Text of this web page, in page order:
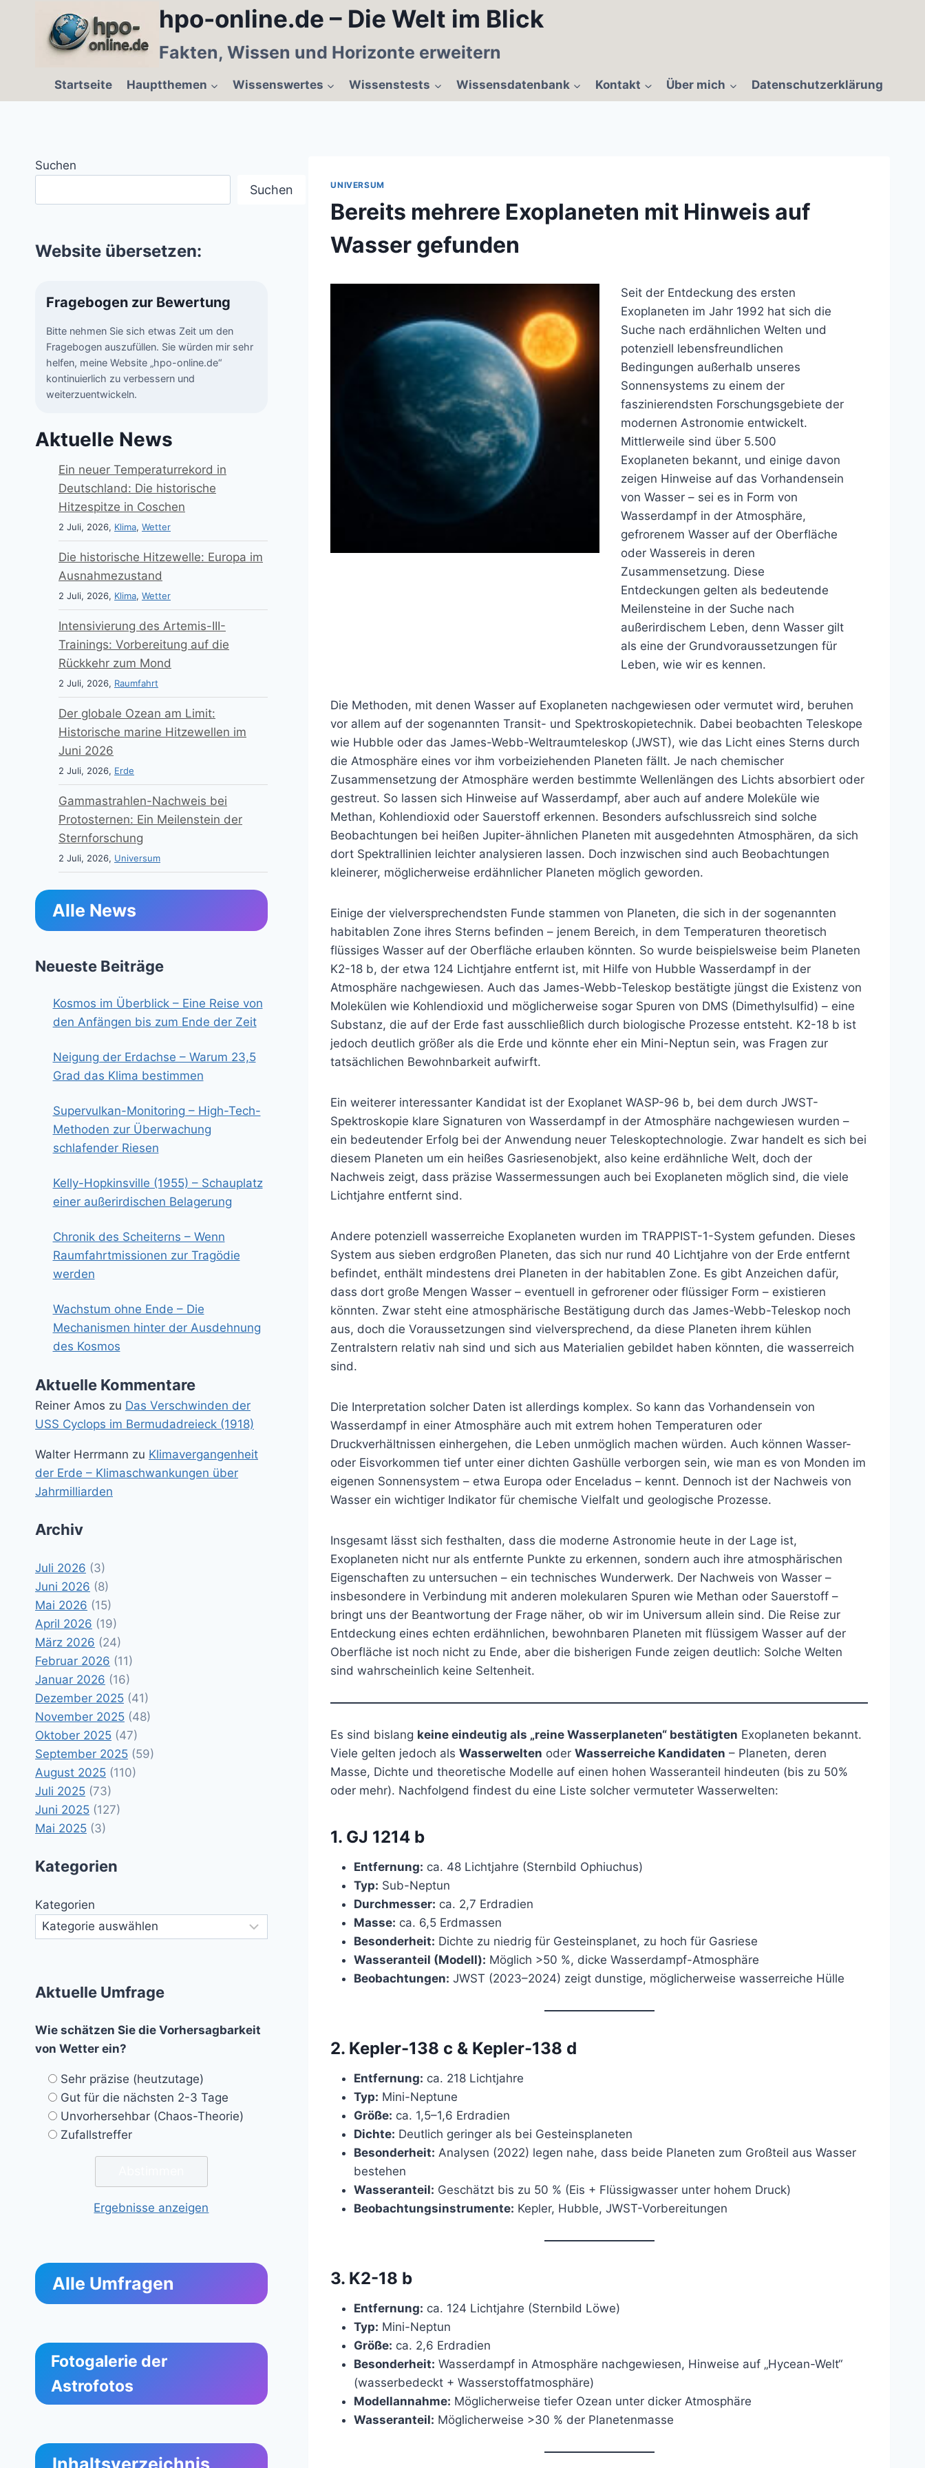
hpo-online.de – Die Welt im Blick
Fakten, Wissen und Horizonte erweitern
Startseite Hauptthemen Wissenswertes Wissenstests Wissensdatenbank Kontakt Über mich Datenschutzerklärung
UNIVERSUM
Bereits mehrere Exoplaneten mit Hinweis auf
Wasser gefunden
Seit der Entdeckung des ersten
Exoplaneten im Jahr 1992 hat sich die
Suche nach erdähnlichen Welten und
potenziell lebensfreundlichen
Bedingungen außerhalb unseres
Sonnensystems zu einem der
faszinierendsten Forschungsgebiete der
modernen Astronomie entwickelt.
Mittlerweile sind über 5.500
Exoplaneten bekannt, und einige davon
zeigen Hinweise auf das Vorhandensein
von Wasser – sei es in Form von
Wasserdampf in der Atmosphäre,
gefrorenem Wasser auf der Oberfläche
oder Wassereis in deren
Zusammensetzung. Diese
Entdeckungen gelten als bedeutende
Meilensteine in der Suche nach
außerirdischem Leben, denn Wasser gilt
als eine der Grundvoraussetzungen für
Leben, wie wir es kennen.
Die Methoden, mit denen Wasser auf Exoplaneten nachgewiesen oder vermutet wird, beruhen
vor allem auf der sogenannten Transit- und Spektroskopietechnik. Dabei beobachten Teleskope
wie Hubble oder das James-Webb-Weltraumteleskop (JWST), wie das Licht eines Sterns durch
die Atmosphäre eines vor ihm vorbeiziehenden Planeten fällt. Je nach chemischer
Zusammensetzung der Atmosphäre werden bestimmte Wellenlängen des Lichts absorbiert oder
gestreut. So lassen sich Hinweise auf Wasserdampf, aber auch auf andere Moleküle wie
Methan, Kohlendioxid oder Sauerstoff erkennen. Besonders aufschlussreich sind solche
Beobachtungen bei heißen Jupiter-ähnlichen Planeten mit ausgedehnten Atmosphären, da sich
dort Spektrallinien leichter analysieren lassen. Doch inzwischen sind auch Beobachtungen
kleinerer, möglicherweise erdähnlicher Planeten möglich geworden.
Einige der vielversprechendsten Funde stammen von Planeten, die sich in der sogenannten
habitablen Zone ihres Sterns befinden – jenem Bereich, in dem Temperaturen theoretisch
flüssiges Wasser auf der Oberfläche erlauben könnten. So wurde beispielsweise beim Planeten
K2-18 b, der etwa 124 Lichtjahre entfernt ist, mit Hilfe von Hubble Wasserdampf in der
Atmosphäre nachgewiesen. Auch das James-Webb-Teleskop bestätigte jüngst die Existenz von
Molekülen wie Kohlendioxid und möglicherweise sogar Spuren von DMS (Dimethylsulfid) – eine
Substanz, die auf der Erde fast ausschließlich durch biologische Prozesse entsteht. K2-18 b ist
jedoch deutlich größer als die Erde und könnte eher ein Mini-Neptun sein, was Fragen zur
tatsächlichen Bewohnbarkeit aufwirft.
Ein weiterer interessanter Kandidat ist der Exoplanet WASP-96 b, bei dem durch JWST-
Spektroskopie klare Signaturen von Wasserdampf in der Atmosphäre nachgewiesen wurden –
ein bedeutender Erfolg bei der Anwendung neuer Teleskoptechnologie. Zwar handelt es sich bei
diesem Planeten um ein heißes Gasriesenobjekt, also keine erdähnliche Welt, doch der
Nachweis zeigt, dass präzise Wassermessungen auch bei Exoplaneten möglich sind, die viele
Lichtjahre entfernt sind.
Andere potenziell wasserreiche Exoplaneten wurden im TRAPPIST-1-System gefunden. Dieses
System aus sieben erdgroßen Planeten, das sich nur rund 40 Lichtjahre von der Erde entfernt
befindet, enthält mindestens drei Planeten in der habitablen Zone. Es gibt Anzeichen dafür,
dass dort große Mengen Wasser – eventuell in gefrorener oder flüssiger Form – existieren
könnten. Zwar steht eine atmosphärische Bestätigung durch das James-Webb-Teleskop noch
aus, doch die Voraussetzungen sind vielversprechend, da diese Planeten ihrem kühlen
Zentralstern relativ nah sind und sich aus Materialien gebildet haben könnten, die wasserreich
sind.
Die Interpretation solcher Daten ist allerdings komplex. So kann das Vorhandensein von
Wasserdampf in einer Atmosphäre auch mit extrem hohen Temperaturen oder
Druckverhältnissen einhergehen, die Leben unmöglich machen würden. Auch können Wasser-
oder Eisvorkommen tief unter einer dichten Gashülle verborgen sein, wie man es von Monden im
eigenen Sonnensystem – etwa Europa oder Enceladus – kennt. Dennoch ist der Nachweis von
Wasser ein wichtiger Indikator für chemische Vielfalt und geologische Prozesse.
Insgesamt lässt sich festhalten, dass die moderne Astronomie heute in der Lage ist,
Exoplaneten nicht nur als entfernte Punkte zu erkennen, sondern auch ihre atmosphärischen
Eigenschaften zu untersuchen – ein technisches Wunderwerk. Der Nachweis von Wasser –
insbesondere in Verbindung mit anderen molekularen Spuren wie Methan oder Sauerstoff –
bringt uns der Beantwortung der Frage näher, ob wir im Universum allein sind. Die Reise zur
Entdeckung eines echten erdähnlichen, bewohnbaren Planeten mit flüssigem Wasser auf der
Oberfläche ist noch nicht zu Ende, aber die bisherigen Funde zeigen deutlich: Solche Welten
sind wahrscheinlich keine Seltenheit.
Es sind bislang keine eindeutig als „reine Wasserplaneten“ bestätigten Exoplaneten bekannt.
Viele gelten jedoch alsWasserwelten oderWasserreiche Kandidaten – Planeten, deren
Masse, Dichte und theoretische Modelle auf einen hohen Wasseranteil hindeuten (bis zu 50%
oder mehr). Nachfolgend findest du eine Liste solcher vermuteter Wasserwelten:
1. GJ 1214 b
Entfernung: ca. 48 Lichtjahre (Sternbild Ophiuchus)
Typ: Sub-Neptun
Durchmesser: ca. 2,7 Erdradien
Masse: ca. 6,5 Erdmassen
Besonderheit: Dichte zu niedrig für Gesteinsplanet, zu hoch für Gasriese
Wasseranteil (Modell): Möglich >50 %, dicke Wasserdampf-Atmosphäre
Beobachtungen: JWST (2023–2024) zeigt dunstige, möglicherweise wasserreiche Hülle
2. Kepler-138 c & Kepler-138 d
Entfernung: ca. 218 Lichtjahre
Typ: Mini-Neptune
Größe: ca. 1,5–1,6 Erdradien
Dichte: Deutlich geringer als bei Gesteinsplaneten
Besonderheit: Analysen (2022) legen nahe, dass beide Planeten zum Großteil aus Wasser
bestehen
Wasseranteil: Geschätzt bis zu 50 % (Eis + Flüssigwasser unter hohem Druck)
Beobachtungsinstrumente: Kepler, Hubble, JWST-Vorbereitungen
3. K2-18 b
Entfernung: ca. 124 Lichtjahre (Sternbild Löwe)
Typ: Mini-Neptun
Größe: ca. 2,6 Erdradien
Besonderheit: Wasserdampf in Atmosphäre nachgewiesen, Hinweise auf „Hycean-Welt“
(wasserbedeckt + Wasserstoffatmosphäre)
Modellannahme: Möglicherweise tiefer Ozean unter dicker Atmosphäre
Wasseranteil: Möglicherweise >30 % der Planetenmasse
Suchen
Suchen
Website übersetzen:
Fragebogen zur Bewertung
Bitte nehmen Sie sich etwas Zeit um den
Fragebogen auszufüllen. Sie würden mir sehr
helfen, meine Website „hpo-online.de“
kontinuierlich zu verbessern und
weiterzuentwickeln.
Aktuelle News
Ein neuer Temperaturrekord in
Deutschland: Die historische
Hitzespitze in Coschen
2 Juli, 2026, Klima, Wetter
Die historische Hitzewelle: Europa im
Ausnahmezustand
2 Juli, 2026, Klima, Wetter
Intensivierung des Artemis-III-
Trainings: Vorbereitung auf die
Rückkehr zum Mond
2 Juli, 2026, Raumfahrt
Der globale Ozean am Limit:
Historische marine Hitzewellen im
Juni 2026
2 Juli, 2026, Erde
Gammastrahlen-Nachweis bei
Protosternen: Ein Meilenstein der
Sternforschung
2 Juli, 2026, Universum
Alle News
Neueste Beiträge
Kosmos im Überblick – Eine Reise von
den Anfängen bis zum Ende der Zeit
Neigung der Erdachse – Warum 23,5
Grad das Klima bestimmen
Supervulkan-Monitoring – High-Tech-
Methoden zur Überwachung
schlafender Riesen
Kelly-Hopkinsville (1955) – Schauplatz
einer außerirdischen Belagerung
Chronik des Scheiterns – Wenn
Raumfahrtmissionen zur Tragödie
werden
Wachstum ohne Ende – Die
Mechanismen hinter der Ausdehnung
des Kosmos
Aktuelle Kommentare
Reiner Amos zu Das Verschwinden der
USS Cyclops im Bermudadreieck (1918)
Walter Herrmann zu Klimavergangenheit
der Erde – Klimaschwankungen über
Jahrmilliarden
Archiv
Juli 2026 (3)
Juni 2026 (8)
Mai 2026 (15)
April 2026 (19)
März 2026 (24)
Februar 2026 (11)
Januar 2026 (16)
Dezember 2025 (41)
November 2025 (48)
Oktober 2025 (47)
September 2025 (59)
August 2025 (110)
Juli 2025 (73)
Juni 2025 (127)
Mai 2025 (3)
Kategorien
Kategorien
Aktuelle Umfrage
Wie schätzen Sie die Vorhersagbarkeit
von Wetter ein?
Sehr präzise (heutzutage)
Gut für die nächsten 2-3 Tage
Unvorhersehbar (Chaos-Theorie)
Zufallstreffer
Ergebnisse anzeigen
Alle Umfragen
Fotogalerie der
Astrofotos
Inhaltsverzeichnis